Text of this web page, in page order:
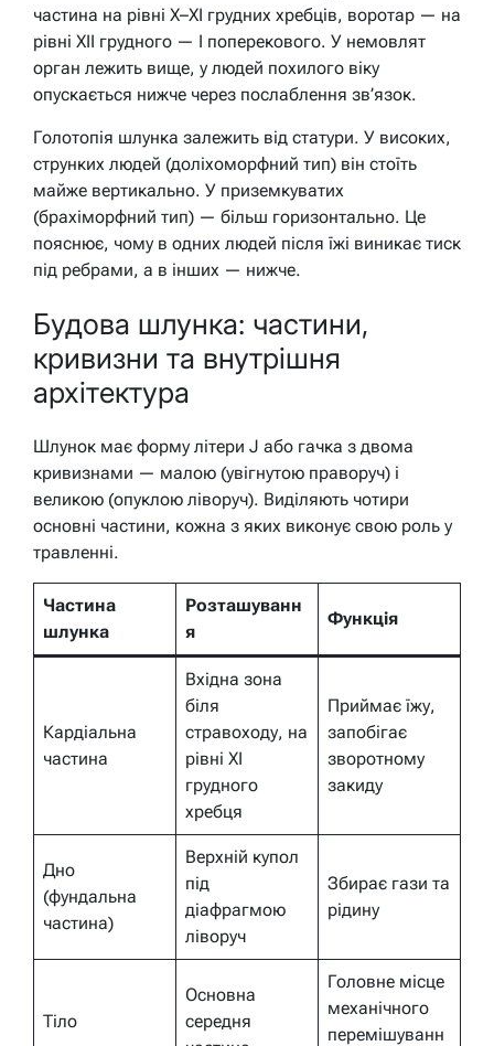
частина на рівні X–XI грудних хребців, воротар — на
рівні XII грудного — I поперекового. У немовлят
орган лежить вище, у людей похилого віку
опускається нижче через послаблення зв’язок.
Голотопія шлунка залежить від статури. У високих,
струнких людей (доліхоморфний тип) він стоїть
майже вертикально. У приземкуватих
(брахіморфний тип) — більш горизонтально. Це
пояснює, чому в одних людей після їжі виникає тиск
під ребрами, а в інших — нижче.
Будова шлунка: частини,
кривизни та внутрішня
архітектура
Шлунок має форму літери J або гачка з двома
кривизнами — малою (увігнутою праворуч) і
великою (опуклою ліворуч). Виділяють чотири
основні частини, кожна з яких виконує свою роль у
травленні.
Частина
шлунка
Розташуванн
я
Функція
Кардіальна
частина
Вхідна зона
біля
стравоходу, на
рівні XI
грудного
хребця
Приймає їжу,
запобігає
зворотному
закиду
Дно
(фундальна
частина)
Верхній купол
під
діафрагмою
ліворуч
Збирає гази та
рідину
Тіло
Основна
середня
Головне місце
механічного
перемішуванн